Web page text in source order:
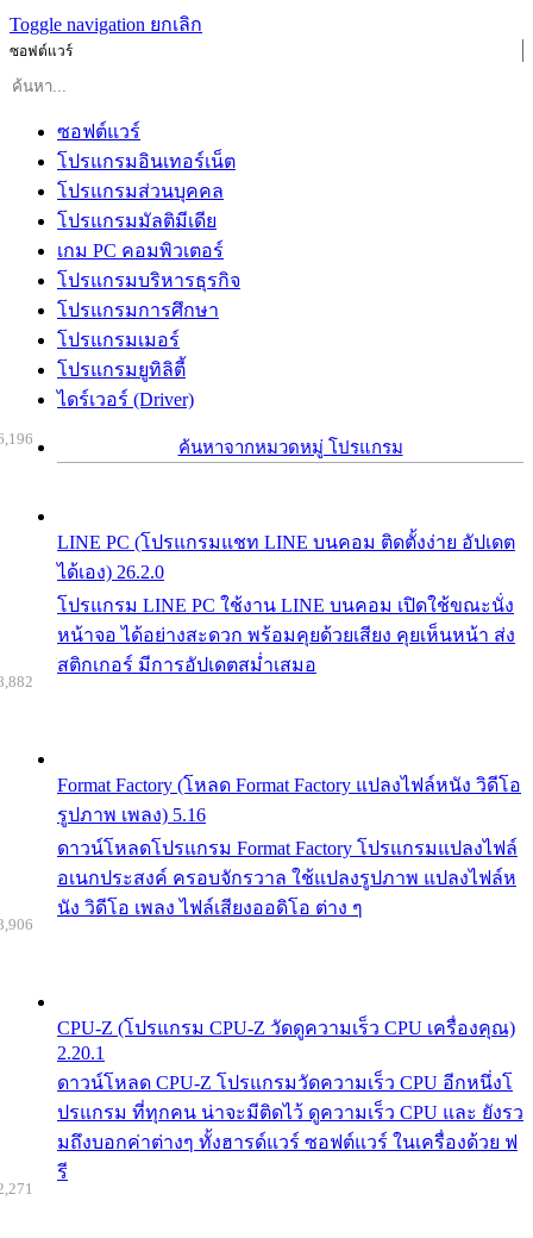
Toggle navigation ยกเลิก
ซอฟต์แวร์
ซอฟต์แวร์
โปรแกรมอินเทอร์เน็ต
โปรแกรมส่วนบุคคล
โปรแกรมมัลติมีเดีย
เกม PC คอมพิวเตอร์
โปรแกรมบริหารธุรกิจ
โปรแกรมการศึกษา
โปรแกรมเมอร์
โปรแกรมยูทิลิตี้
ไดร์เวอร์ (Driver)
ค้นหาจากหมวดหมู่ โปรแกรม
LINE PC (โปรแกรมแชท LINE บนคอม ติดตั้งง่าย อัปเดต
ได้เอง) 26.2.0
โปรแกรม LINE PC ใช้งาน LINE บนคอม เปิดใช้ขณะนั่ง
หน้าจอ ได้อย่างสะดวก พร้อมคุยด้วยเสียง คุยเห็นหน้า ส่ง
สติกเกอร์ มีการอัปเดตสม่ำเสมอ
Format Factory (โหลด Format Factory แปลงไฟล์หนัง วิดีโอ
รูปภาพ เพลง) 5.16
ดาวน์โหลดโปรแกรม Format Factory โปรแกรมแปลงไฟล์
อเนกประสงค์ ครอบจักรวาล ใช้แปลงรูปภาพ แปลงไฟล์ห
นัง วิดีโอ เพลง ไฟล์เสียงออดิโอ ต่าง ๆ
CPU-Z (โปรแกรม CPU-Z วัดดูความเร็ว CPU เครื่องคุณ)
2.20.1
ดาวน์โหลด CPU-Z โปรแกรมวัดความเร็ว CPU อีกหนึ่งโ
ปรแกรม ที่ทุกคน น่าจะมีติดไว้ ดูความเร็ว CPU และ ยังรว
มถึงบอกค่าต่างๆ ทั้งฮารด์แวร์ ซอฟต์แวร์ ในเครื่องด้วย ฟ
รี